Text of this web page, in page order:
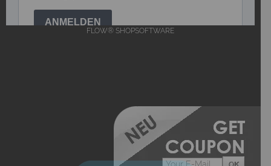
FLOW® SHOPSOFTWARE